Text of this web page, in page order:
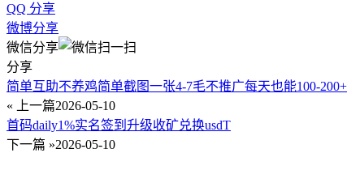
QQ 分享
微博分享
微信分享
分享
简单互助不养鸡简单截图一张4-7毛不推广每天也能100-200+
« 上一篇2026-05-10
首码daily1%实名签到升级收矿兑换usdT
下一篇 »2026-05-10